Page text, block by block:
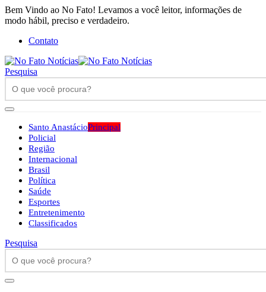
Bem Vindo ao No Fato! Levamos a você leitor, informações de
modo hábil, preciso e verdadeiro.
Contato
Pesquisa
Santo AnastácioPrincipal
Policial
Região
Internacional
Brasil
Política
Saúde
Esportes
Entretenimento
Classificados
Pesquisa